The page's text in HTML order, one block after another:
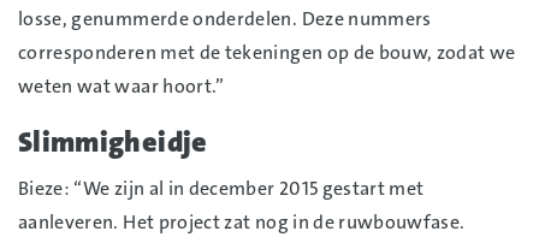
losse, genummerde onderdelen. Deze nummers
corresponderen met de tekeningen op de bouw, zodat we
weten wat waar hoort.”
Slimmigheidje
Bieze: “We zijn al in december 2015 gestart met
aanleveren. Het project zat nog in de ruwbouwfase.